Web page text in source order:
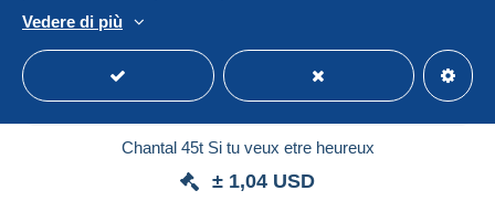
Chantal 45t Si tu veux etre heureux
± 1,04 USD
Vedere di più